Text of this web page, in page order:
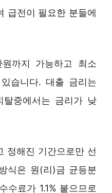
급전이 필요한 분들에
까지 가능하고 최소
습니다. 대출 금리는
탈중에서는 금리가 낮
정해진 기간으로만 선
식은 원(리)금 균등분
수료가 1.1% 붙으므로